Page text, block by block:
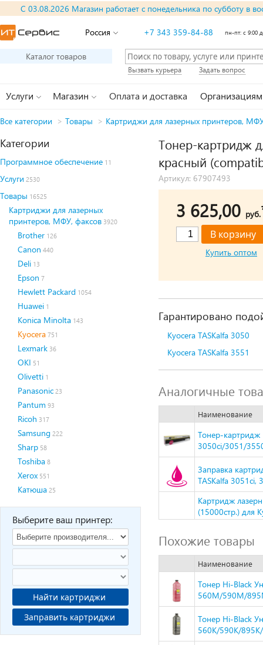
С 03.08.2026 Магазин работает с понедельника по субботу в
Россия +7 343 359-84-88 пн-пт: с 9:00
Каталог товаров
Вызвать курьера Задать вопрос
Услуги Магазин Оплата и доставка Организациям
Все категории > Товары > Картриджи для лазерных принтеров,
Категории
Программное обеспечение 11
Услуги 2530
Товары 16525
Картриджи для лазерных
принтеров, МФУ, факсов 3920
Brother 126
Canon 440
Deli 13
Epson 7
Hewlett Packard 1054
Huawei 1
Konica Minolta 143
Kyocera 751
Lexmark 36
OKI 51
Olivetti 1
Panasonic 23
Pantum 93
Ricoh 317
Samsung 222
Sharp 58
Toshiba 8
Xerox 551
Катюша 25
Выберите ваш принтер:
Найти картриджи
Заправить картриджи
Тонер-картридж
красный
Артикул: 67907493
3 625,00 руб.
Купить оптом
Гарантировано
Kyocera TASKalfa 3050
Kyocera TASKalfa 3551
Аналогичные
Наименование
Тонер-картридж
3050ci/3051/
Заправка
TASKalfa 3051ci,
Картридж
(15000стр.) для
Похожие товары
Наименование
Тонер Hi-Black
560M/590M/
Тонер Hi-Black
560K/590K/